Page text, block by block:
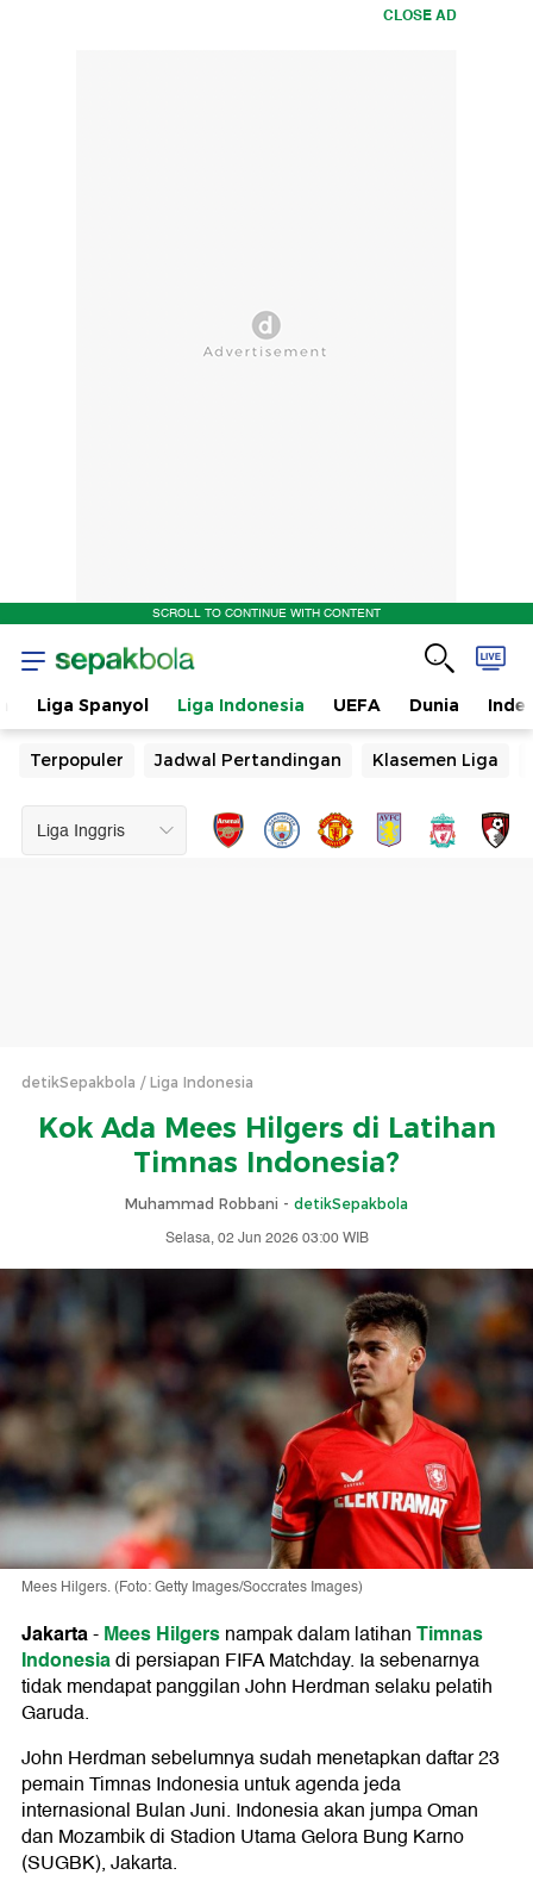
CLOSE AD
SCROLL TO CONTINUE WITH CONTENT
Liga Spanyol Liga Indonesia UEFA Dunia
Terpopuler Jadwal Pertandingan Klasemen Liga
detikSepakbola Liga Indonesia
Kok Ada Mees Hilgers di Latihan
Timnas Indonesia?
Muhammad Robbani - detikSepakbola
Selasa, 02 Jun 2026 03:00 WIB
Mees Hilgers. (Foto: Getty Images/Soccrates Images)
Jakarta-Mees Hilgersnampak dalam latihanTimnas
Indonesiadi persiapan FIFA Matchday. Ia sebenarnya
tidak mendapat panggilan John Herdman selaku pelatih
Garuda.
John Herdman sebelumnya sudah menetapkan daftar 23
pemain Timnas Indonesia untuk agenda jeda
internasional Bulan Juni. Indonesia akan jumpa Oman
dan Mozambik di Stadion Utama Gelora Bung Karno
(SUGBK), Jakarta.